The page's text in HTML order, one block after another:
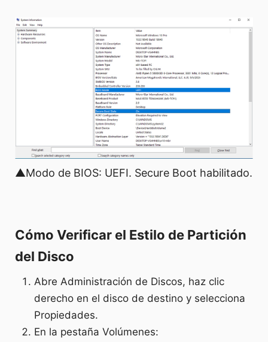
▲Modo de BIOS: UEFI. Secure Boot habilitado.
Cómo Verificar el Estilo de Partición
del Disco
Abre Administración de Discos, haz clic
derecho en el disco de destino y selecciona
Propiedades.
En la pestaña Volúmenes: